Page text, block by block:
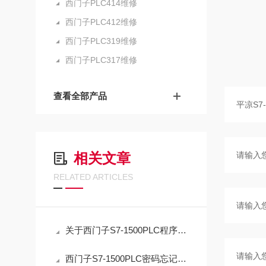
西门子PLC414维修
西门子PLC412维修
西门子PLC319维修
西门子PLC317维修
查看全部产品
相关文章
RELATED ARTICLES
关于西门子S7-1500PLC程序密码忘记解密方法
西门子S7-1500PLC密码忘记解密应急指南：正确复位流程与数据取舍